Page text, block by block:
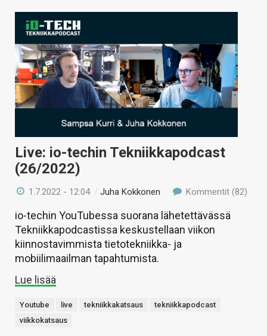
Live: io-techin Tekniikkapodcast
(26/2022)
1.7.2022 - 12:04 /Juha Kokkonen Kommentit (82)
io-techin YouTubessa suorana lähetettävässä
Tekniikkapodcastissa keskustellaan viikon
kiinnostavimmista tietotekniikka- ja
mobiilimaailman tapahtumista.
Lue lisää
Youtube live tekniikkakatsaus
tekniikkapodcast
viikkokatsaus